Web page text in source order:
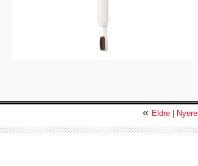
« Eldre Nyere